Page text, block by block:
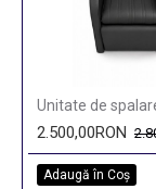
2.500,00RON
Adaugă în Coş